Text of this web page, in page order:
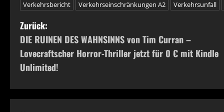
Verkehrsbericht
Verkehrseinschränkungen A2 Verkehrsunfall
B
e
i
t
Zurück:
DIE RUINEN DES WAHNSINNS von Tim Curran –
Lovecraftscher Horror-Thriller jetzt für 0 € mit Kindle
Unlimited!